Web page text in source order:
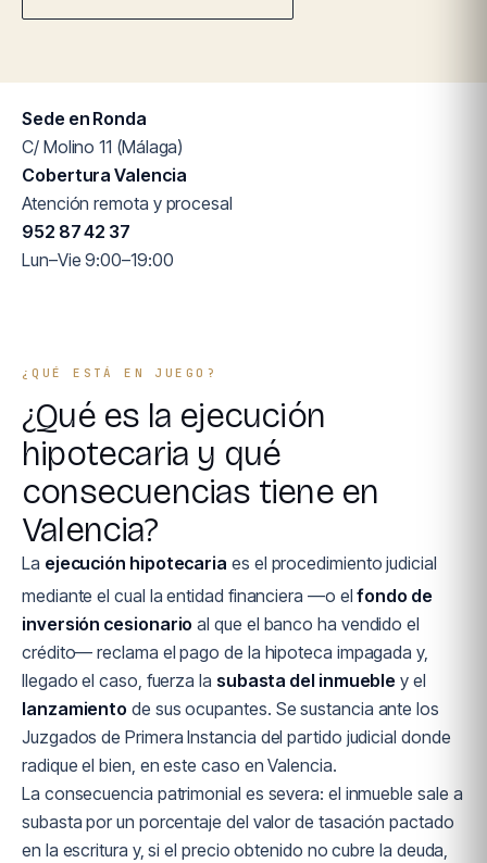
Sede en Ronda
C/ Molino 11 (Málaga)
Cobertura Valencia
Atención remota y procesal
952 87 42 37
Lun–Vie 9:00–19:00
¿QUÉ ESTÁ EN JUEGO?
¿Qué es la ejecución
hipotecaria y qué
consecuencias tiene en
Valencia?
La ejecución hipotecaria es el procedimiento judicial
mediante el cual la entidad financiera —o elfondo de
inversión cesionario al que el banco ha vendido el
crédito— reclama el pago de la hipoteca impagada y,
llegado el caso, fuerza la subasta del inmueble y el
lanzamiento de sus ocupantes. Se sustancia ante los
Juzgados de Primera Instancia del partido judicial donde
radique el bien, en este caso en Valencia.
La consecuencia patrimonial es severa: el inmueble sale a
subasta por un porcentaje del valor de tasación pactado
en la escritura y, si el precio obtenido no cubre la deuda,